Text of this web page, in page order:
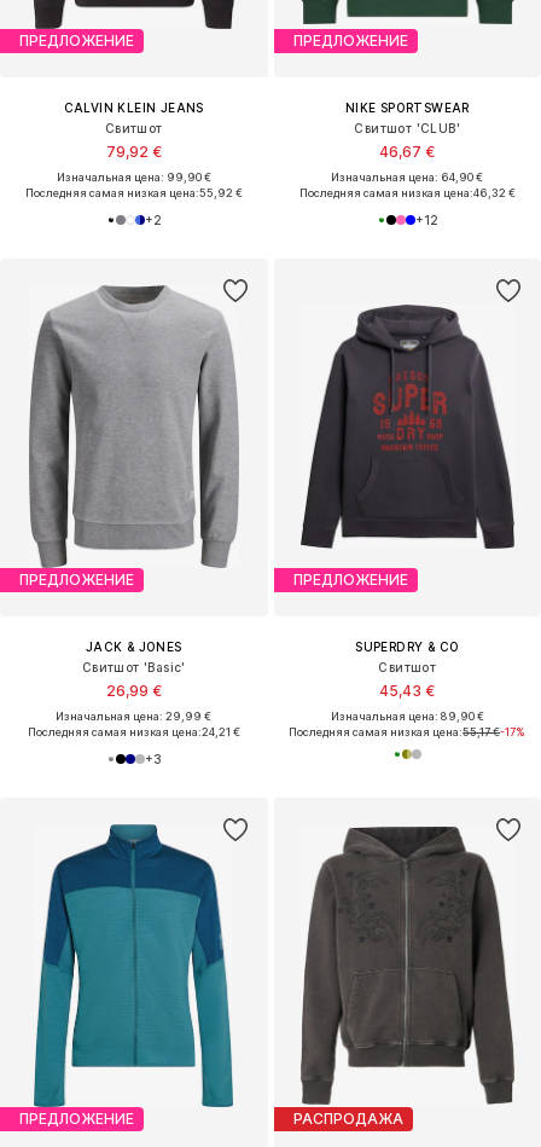
ПРЕДЛОЖЕНИЕ
CALVIN KLEIN JEANS
Свитшот
79,92 €
Изначальная цена: 99,90 €
Последняя самая низкая цена:55,92 €
+2
ПРЕДЛОЖЕНИЕ
NIKE SPORTSWEAR
Свитшот 'CLUB'
46,67 €
Изначальная цена: 64,90 €
Последняя самая низкая цена:46,32 €
+12
ПРЕДЛОЖЕНИЕ
JACK & JONES
Свитшот 'Basic'
26,99 €
Изначальная цена: 29,99 €
Последняя самая низкая цена:24,21 €
+3
ПРЕДЛОЖЕНИЕ
SUPERDRY & CO
Свитшот
45,43 €
Изначальная цена: 89,90 €
Последняя самая низкая цена:55,17 €-17%
ПРЕДЛОЖЕНИЕ РАСПРОДАЖА